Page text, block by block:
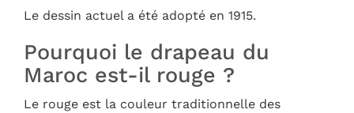
Le dessin actuel a été adopté en 1915.
Pourquoi le drapeau du
Maroc est-il rouge ?
Le rouge est la couleur traditionnelle des